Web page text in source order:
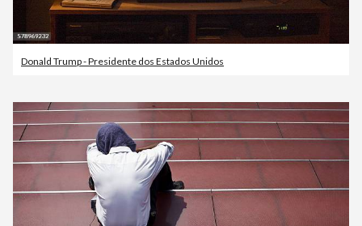
Donald Trump - Presidente dos Estados Unidos